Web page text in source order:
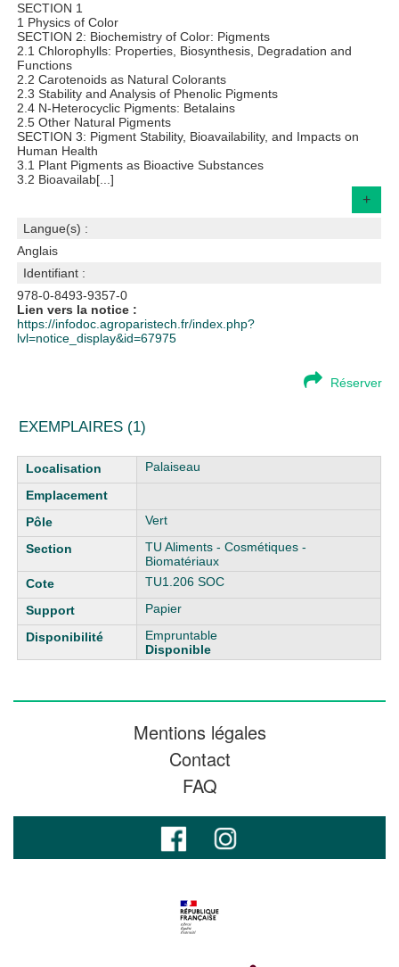
SECTION 1
1 Physics of Color
SECTION 2: Biochemistry of Color: Pigments
2.1 Chlorophylls: Properties, Biosynthesis, Degradation and
Functions
2.2 Carotenoids as Natural Colorants
2.3 Stability and Analysis of Phenolic Pigments
2.4 N-Heterocyclic Pigments: Betalains
2.5 Other Natural Pigments
SECTION 3: Pigment Stability, Bioavailability, and Impacts on
Human Health
3.1 Plant Pigments as Bioactive Substances
3.2 Bioavailab[...]
+
Langue(s) :
Anglais
Identifiant :
978-0-8493-9357-0
Lien vers la notice :
https://infodoc.agroparistech.fr/index.php?
lvl=notice_display&id=67975
Réserver
EXEMPLAIRES (1)
Liste des exemplaires Palaiseau
Vert
TU Aliments - Cosmétiques -
Biomatériaux
TU1.206 SOC
Papier
Empruntable
Disponible
Mentions légales
Contact
FAQ